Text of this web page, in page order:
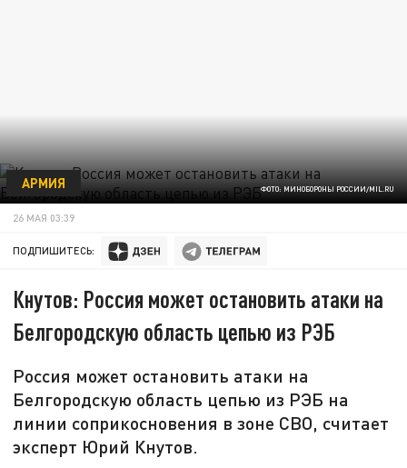
ФОТО: МИНОБОРОНЫ РОССИИ/MIL.RU
АРМИЯ
26 МАЯ 03:39
ПОДПИШИТЕСЬ:
Кнутов: Россия может остановить атаки на
Белгородскую область цепью из РЭБ
Россия может остановить атаки на
Белгородскую область цепью из РЭБ на
линии соприкосновения в зоне СВО, считает
эксперт Юрий Кнутов.